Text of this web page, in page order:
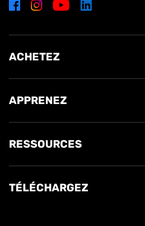
ACHETEZ
APPRENEZ
RESSOURCES
TÉLÉCHARGEZ